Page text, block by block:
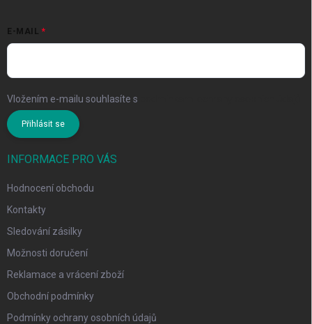
E-MAIL
Vložením e-mailu souhlasíte s
Přihlásit se
INFORMACE PRO VÁS
Hodnocení obchodu
Kontakty
Sledování zásilky
Možnosti doručení
Reklamace a vrácení zboží
Obchodní podmínky
Podmínky ochrany osobních údajů